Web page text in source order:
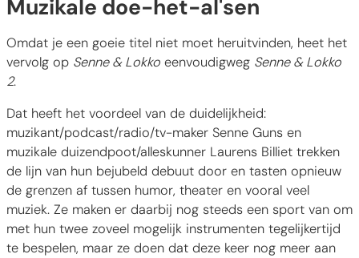
Muzikale doe-het-al'sen
Omdat je een goeie titel niet moet heruitvinden, heet het
vervolg op Senne & Lokko eenvoudigweg Senne & Lokko
2.
Dat heeft het voordeel van de duidelijkheid:
muzikant/podcast/radio/tv-maker Senne Guns en
muzikale duizendpoot/alleskunner Laurens Billiet trekken
de lijn van hun bejubeld debuut door en tasten opnieuw
de grenzen af tussen humor, theater en vooral veel
muziek. Ze maken er daarbij nog steeds een sport van om
met hun twee zoveel mogelijk instrumenten tegelijkertijd
te bespelen, maar ze doen dat deze keer nog meer aan